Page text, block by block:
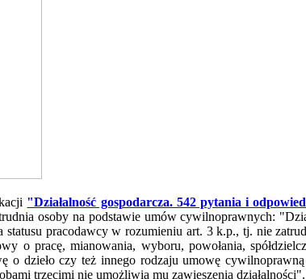
"Działalność gospodarcza. 542 pytania i
osoby na podstawie umów cywilnoprawnych:
statusu pracodawcy w rozumieniu art. 3 k.p., tj. nie
o pracę, mianowania, wyboru, powołania,
o dzieło czy też innego rodzaju umowę
trzecimi nie umożliwia mu zawieszenia działalności".